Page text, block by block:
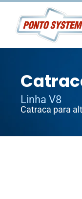
Linha V8
Catraca para